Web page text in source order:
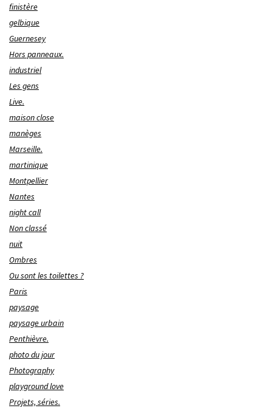
finistère
gelbique
Guernesey
Hors panneaux.
industriel
Les gens
Live.
maison close
manèges
Marseille.
martinique
Montpellier
Nantes
night call
Non classé
nuit
Ombres
Ou sont les toilettes ?
Paris
paysage
paysage urbain
Penthièvre.
photo du jour
Photography
playground love
Projets, séries.